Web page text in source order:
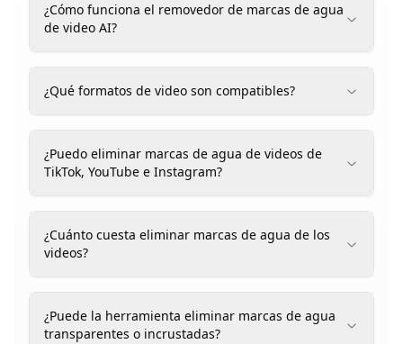
¿Cómo funciona el removedor de marcas de agua
de video AI?
¿Qué formatos de video son compatibles?
¿Puedo eliminar marcas de agua de videos de
TikTok, YouTube e Instagram?
¿Cuánto cuesta eliminar marcas de agua de los
videos?
¿Puede la herramienta eliminar marcas de agua
transparentes o incrustadas?